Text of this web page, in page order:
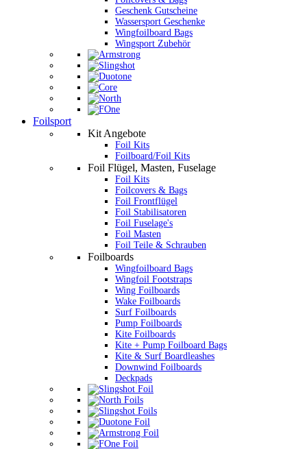
Geschenk Gutscheine
Wassersport Geschenke
Wingfoilboard Bags
Wingsport Zubehör
Foilsport
Kit Angebote
Foil Kits
Foilboard/Foil Kits
Foil Flügel, Masten, Fuselage
Foil Kits
Foilcovers & Bags
Foil Frontflügel
Foil Stabilisatoren
Foil Fuselage's
Foil Masten
Foil Teile & Schrauben
Foilboards
Wingfoilboard Bags
Wingfoil Footstraps
Wing Foilboards
Wake Foilboards
Surf Foilboards
Pump Foilboards
Kite Foilboards
Kite + Pump Foilboard Bags
Kite & Surf Boardleashes
Downwind Foilboards
Deckpads